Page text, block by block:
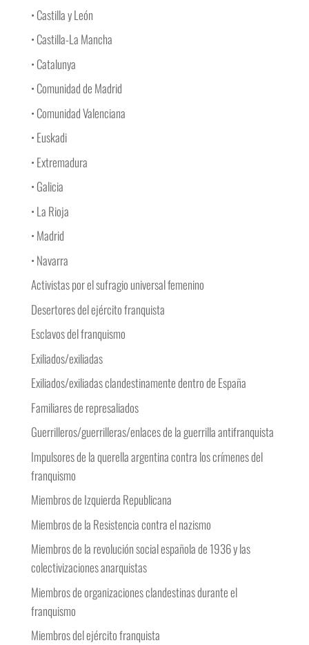
• Castilla y León
• Castilla-La Mancha
• Catalunya
• Comunidad de Madrid
• Comunidad Valenciana
• Euskadi
• Extremadura
• Galicia
• La Rioja
• Madrid
• Navarra
Activistas por el sufragio universal femenino
Desertores del ejército franquista
Esclavos del franquismo
Exiliados/exiliadas
Exiliados/exiliadas clandestinamente dentro de España
Familiares de represaliados
Guerrilleros/guerrilleras/enlaces de la guerrilla antifranquista
Impulsores de la querella argentina contra los crímenes del
franquismo
Miembros de Izquierda Republicana
Miembros de la Resistencia contra el nazismo
Miembros de la revolución social española de 1936 y las
colectivizaciones anarquistas
Miembros de organizaciones clandestinas durante el
franquismo
Miembros del ejército franquista